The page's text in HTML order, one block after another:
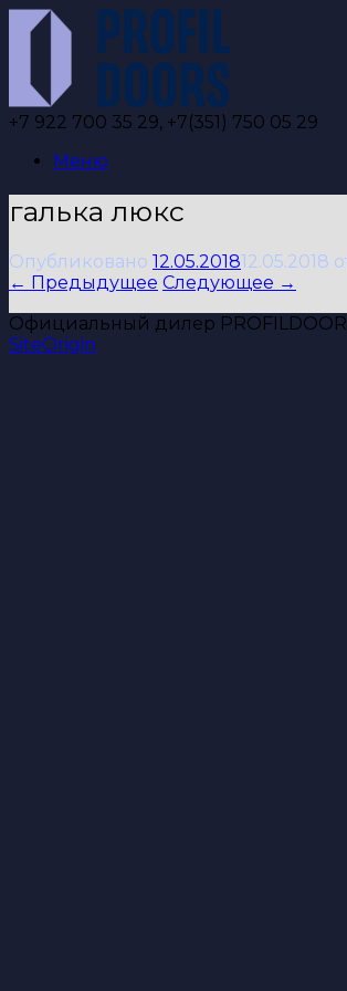
Перейти
содержанию
+7 922 700 35 29, +7(351) 750 05 29
Меню
галька люкс
Опубликовано 12.05.201812.05.2018
← Предыдущее Следующее →
Официальный дилер
SiteOrigin